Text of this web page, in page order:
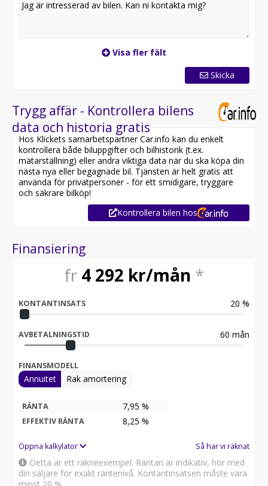
Varmt Välkomna till Lindströms Bil AB!
Visa fler fält
Skicka
Trygg affär - Kontrollera bilens
data och historia gratis
Hos Klickets samarbetspartner Car.info kan du enkelt
kontrollera både biluppgifter och bilhistorik (t.ex.
mätarställning) eller andra viktiga data när du ska köpa din
nästa nya eller begagnade bil. Tjänsten är helt gratis att
använda för privatpersoner - för ett smidigare, tryggare
och säkrare bilköp!
Kontrollera bilen hos
Finansiering
fr 4 292 kr/mån *
KONTANTINSATS 20 %
AVBETALNINGSTID 60 mån
FINANSMODELL
Annuitet Rak amortering
RÄNTA 7,95 %
EFFEKTIV RÄNTA 8,25 %
Öppna kalkylator Så har vi räknat
Detta är ett räkneexempel. Räntan är indikativ, hör med
din säljare för exakt räntenivå. Kontantinsatsen måste vara
minst 20 %.